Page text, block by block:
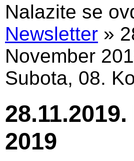
Nalazite se
Newsletter »
November
Subota, 08.
2019